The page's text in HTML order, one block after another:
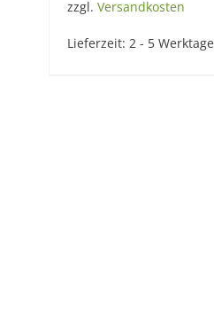
zzgl. Versandkosten
Lieferzeit: 2 - 5 Werktage